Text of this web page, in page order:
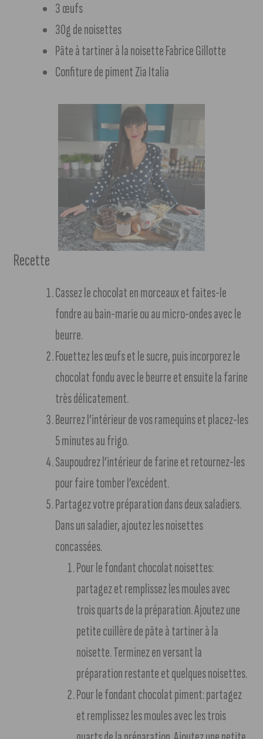
3 œufs
30g de noisettes
Pâte à tartiner à la noisette Fabrice Gillotte
Confiture de piment Zia Italia
Recette
Cassez le chocolat en morceaux et faites-le
fondre au bain-marie ou au micro-ondes avec le
beurre.
Fouettez les œufs et le sucre, puis incorporez le
chocolat fondu avec le beurre et ensuite la farine
très délicatement.
Beurrez l’intérieur de vos ramequins et placez-les
5 minutes au frigo.
Saupoudrez l’intérieur de farine et retournez-les
pour faire tomber l’excédent.
Partagez votre préparation dans deux saladiers.
Dans un saladier, ajoutez les noisettes
concassées.
Pour le fondant chocolat noisettes:
partagez et remplissez les moules avec
trois quarts de la préparation. Ajoutez une
petite cuillère de pâte à tartiner à la
noisette. Terminez en versant la
préparation restante et quelques noisettes.
Pour le fondant chocolat piment: partagez
et remplissez les moules avec les trois